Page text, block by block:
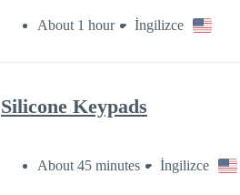
About 1 hour İngilizce
Silicone Keypads
About 45 minutes İngilizce